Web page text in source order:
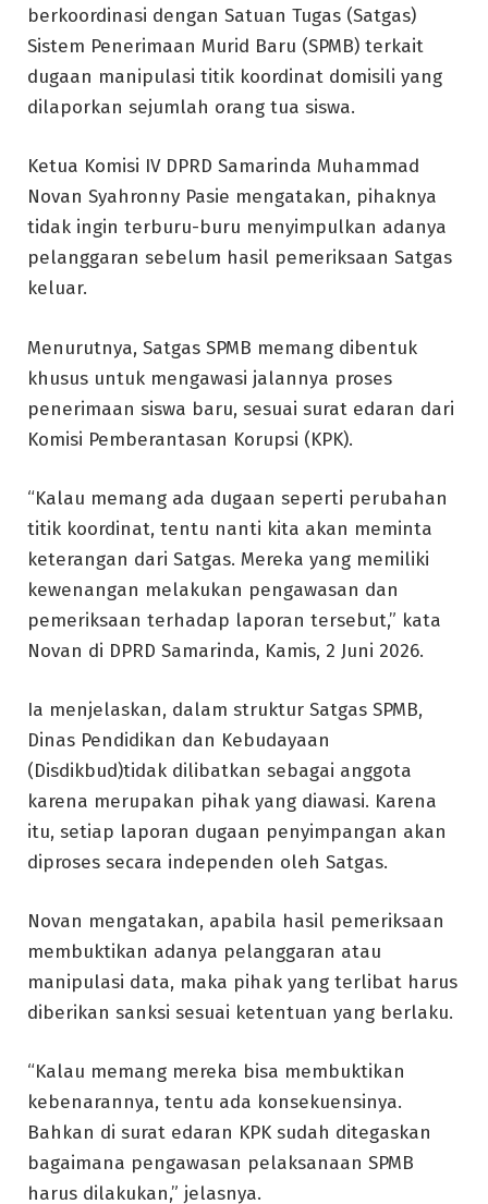
berkoordinasi dengan Satuan Tugas (Satgas)
Sistem Penerimaan Murid Baru (SPMB) terkait
dugaan manipulasi titik koordinat domisili yang
dilaporkan sejumlah orang tua siswa.
Ketua Komisi IV DPRD Samarinda Muhammad
Novan Syahronny Pasie mengatakan, pihaknya
tidak ingin terburu-buru menyimpulkan adanya
pelanggaran sebelum hasil pemeriksaan Satgas
keluar.
Menurutnya, Satgas SPMB memang dibentuk
khusus untuk mengawasi jalannya proses
penerimaan siswa baru, sesuai surat edaran dari
Komisi Pemberantasan Korupsi (KPK).
“Kalau memang ada dugaan seperti perubahan
titik koordinat, tentu nanti kita akan meminta
keterangan dari Satgas. Mereka yang memiliki
kewenangan melakukan pengawasan dan
pemeriksaan terhadap laporan tersebut,” kata
Novan di DPRD Samarinda, Kamis, 2 Juni 2026.
Ia menjelaskan, dalam struktur Satgas SPMB,
Dinas Pendidikan dan Kebudayaan
(Disdikbud)tidak dilibatkan sebagai anggota
karena merupakan pihak yang diawasi. Karena
itu, setiap laporan dugaan penyimpangan akan
diproses secara independen oleh Satgas.
Novan mengatakan, apabila hasil pemeriksaan
membuktikan adanya pelanggaran atau
manipulasi data, maka pihak yang terlibat harus
diberikan sanksi sesuai ketentuan yang berlaku.
“Kalau memang mereka bisa membuktikan
kebenarannya, tentu ada konsekuensinya.
Bahkan di surat edaran KPK sudah ditegaskan
bagaimana pengawasan pelaksanaan SPMB
harus dilakukan,” jelasnya.